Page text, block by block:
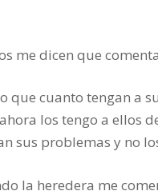
me dicen que
que cuanto tengan a
los tengo a ellos
sus problemas y no
la heredera me